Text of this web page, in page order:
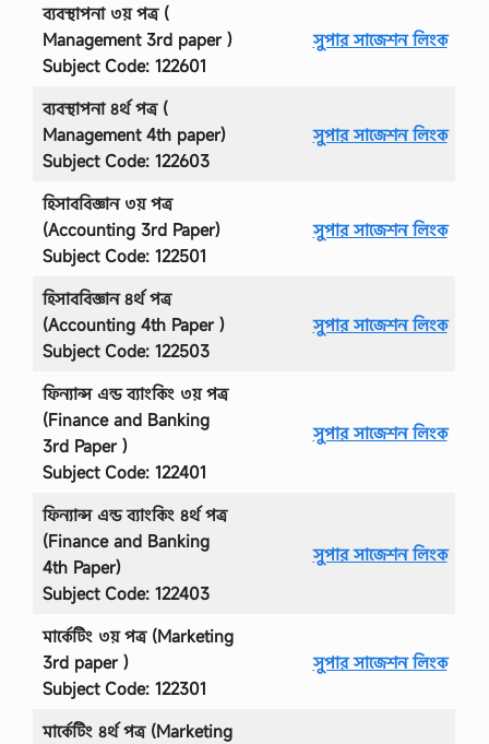
ব্যবস্থাপনা ৩য় পত্র (
Management 3rd paper )
Subject Code: 122601
সুপার সাজেশন লিংক
ব্যবস্থাপনা ৪র্থ পত্র (
Management 4th paper)
Subject Code: 122603
সুপার সাজেশন লিংক
হিসাববিজ্ঞান ৩য় পত্র
(Accounting 3rd Paper)
Subject Code: 122501
সুপার সাজেশন লিংক
হিসাববিজ্ঞান ৪র্থ পত্র
(Accounting 4th Paper )
Subject Code: 122503
সুপার সাজেশন লিংক
ফিন্যান্স এন্ড ব্যাংকিং ৩য় পত্র
(Finance and Banking
3rd Paper )
Subject Code: 122401
সুপার সাজেশন লিংক
ফিন্যান্স এন্ড ব্যাংকিং ৪র্থ পত্র
(Finance and Banking
4th Paper)
Subject Code: 122403
সুপার সাজেশন লিংক
মার্কেটিং ৩য় পত্র (Marketing
3rd paper )
Subject Code: 122301
সুপার সাজেশন লিংক
মার্কেটিং ৪র্থ পত্র (Marketing